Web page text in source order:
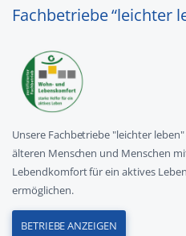
Fachbetriebe “leichter
Unsere Fachbetriebe "leichter
älteren Menschen und Menschen
Lebendkomfort für ein aktives
ermöglichen.
BETRIEBE ANZEIGEN